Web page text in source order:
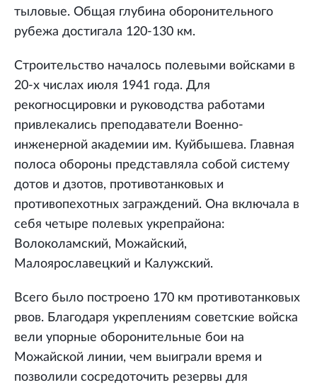
тыловые. Общая глубина оборонительного
рубежа достигала 120-130 км.
Строительство началось полевыми войсками в
20-х числах июля 1941 года. Для
рекогносцировки и руководства работами
привлекались преподаватели Военно-
инженерной академии им. Куйбышева. Главная
полоса обороны представляла собой систему
дотов и дзотов, противотанковых и
противопехотных заграждений. Она включала в
себя четыре полевых укрепрайона:
Волоколамский, Можайский,
Малоярославецкий и Калужский.
Всего было построено 170 км противотанковых
рвов. Благодаря укреплениям советские войска
вели упорные оборонительные бои на
Можайской линии, чем выиграли время и
позволили сосредоточить резервы для